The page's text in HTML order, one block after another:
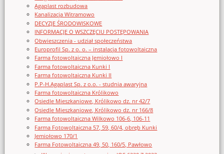
Agaplast rozbudowa
Kanalizacja Witramowo
DECYZJE ŚRODOWISKOWE
INFORMACJE O WSZCZĘCIU POSTĘPOWANIA
Obwieszczenia - udział społeczeństwa
Europrofil Sp. z o. o. – instalacja fotowoltaiczna
Farma fotowoltaiczna Jemiołowo I
Farma fotowoltaiczna Kunki I
Farma fotowoltaiczna Kunki II
P.P-H.Agaplast Sp. z o.o. - studnia awaryjna
Farma fotowoltaiczna Królikowo
Osiedle Mieszkaniowe, Królikowo dz. nr 42/7
Osiedle Mieszkaniowe, Królikowo dz. nr 166/8
Farma fotowoltaiczna Wilkowo 106-6, 106-11
Farma Fotowoltaiczna 57, 59, 60/4, obręb Kunki
Jemiołowo 170/1
Farma Fotowoltaiczna 49, 50, 160/5, Pawłowo